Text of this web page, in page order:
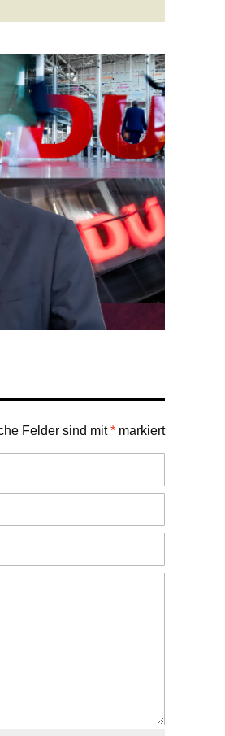
Felder sind mit* markiert